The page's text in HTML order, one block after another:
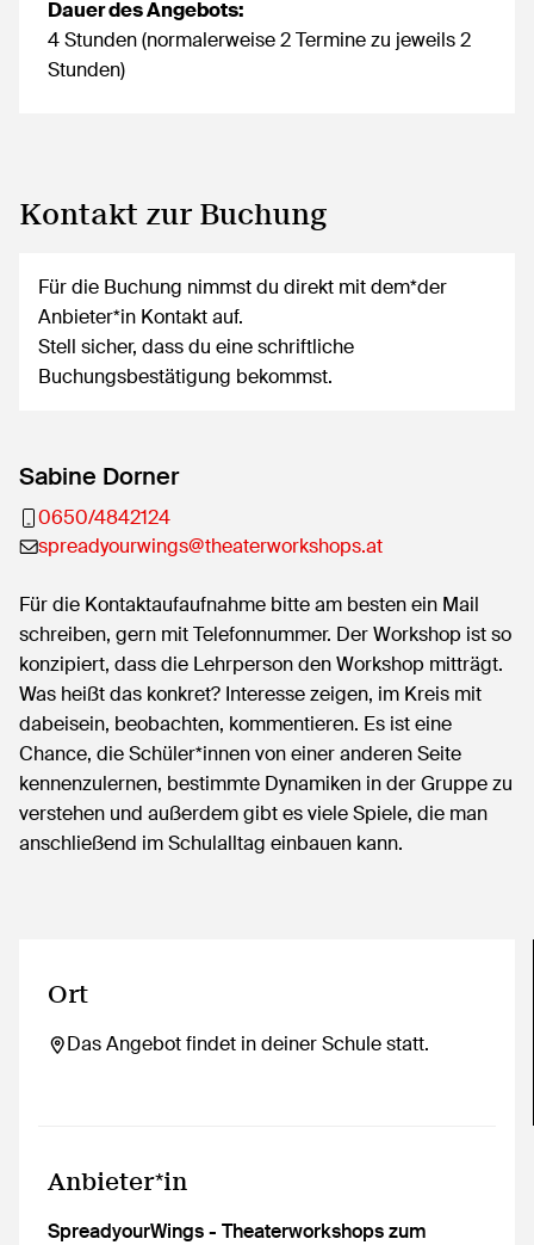
Dauer des Angebots:
4 Stunden (normalerweise 2 Termine zu jeweils 2
Stunden)
Kontakt zur Buchung
Für die Buchung nimmst du direkt mit dem*der
Anbieter*in Kontakt auf.
Stell sicher, dass du eine schriftliche
Buchungsbestätigung bekommst.
Sabine Dorner
0650/4842124
spreadyourwings@theaterworkshops.at
Für die Kontaktaufaufnahme bitte am besten ein Mail
schreiben, gern mit Telefonnummer. Der Workshop ist so
konzipiert, dass die Lehrperson den Workshop mitträgt.
Was heißt das konkret? Interesse zeigen, im Kreis mit
dabeisein, beobachten, kommentieren. Es ist eine
Chance, die Schüler*innen von einer anderen Seite
kennenzulernen, bestimmte Dynamiken in der Gruppe zu
verstehen und außerdem gibt es viele Spiele, die man
anschließend im Schulalltag einbauen kann.
Ort
Das Angebot findet in deiner Schule statt.
Anbieter*in
SpreadyourWings - Theaterworkshops zum